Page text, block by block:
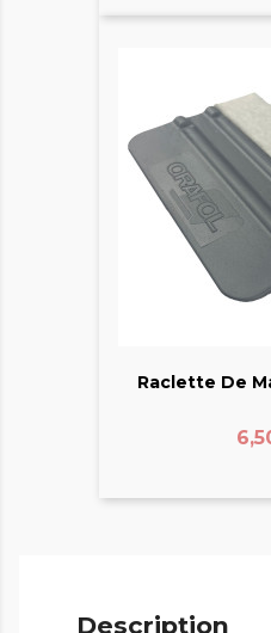
Raclette De
Description